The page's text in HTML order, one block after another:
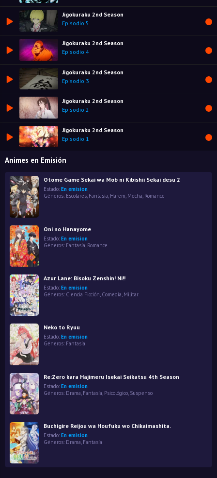
Jigokuraku 2nd Season
Episodio 5
Jigokuraku 2nd Season
Episodio 4
Jigokuraku 2nd Season
Episodio 3
Jigokuraku 2nd Season
Episodio 2
Jigokuraku 2nd Season
Episodio 1
Animes en Emisión
Otome Game Sekai wa Mob ni Kibishii Sekai desu 2
Estado: En emision
Géneros: Escolares, Fantasía, Harem, Mecha, Romance
Oni no Hanayome
Estado: En emision
Géneros: Fantasía Romance
Azur Lane: Bisoku Zenshin! Ni!!
Estado: En emision
Géneros: Ciencia Ficción, Comedia, Militar
Neko to Ryuu
Estado: En emision
Géneros: Fantasía
Re:Zero kara Hajimeru Isekai Seikatsu 4th Season
Estado: En emision
Géneros: Drama Fantasía Psicológico Suspenso
Buchigire Reijou wa Houfuku wo Chikaimashita.
Estado: En emision
Géneros: Drama, Fantasía